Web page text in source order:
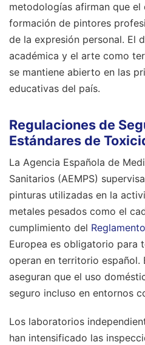
metodologías afirman que el
formación de pintores
de la expresión personal. El
académica y el arte como
se mantiene abierto en las
educativas del país.
Regulaciones de
Estándares de
La Agencia Española de
Sanitarios (AEMPS)
pinturas utilizadas en la
metales pesados como el
cumplimiento del
Europea es obligatorio para
operan en territorio español.
aseguran que el uso
seguro incluso en entornos
Los laboratorios
han intensificado las